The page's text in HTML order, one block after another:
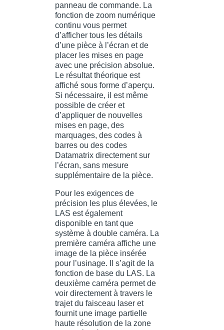
panneau de commande. La
fonction de zoom numérique
continu vous permet
d’afficher tous les détails
d’une pièce à l’écran et de
placer les mises en page
avec une précision absolue.
Le résultat théorique est
affiché sous forme d’aperçu.
Si nécessaire, il est même
possible de créer et
d’appliquer de nouvelles
mises en page, des
marquages, des codes à
barres ou des codes
Datamatrix directement sur
l’écran, sans mesure
supplémentaire de la pièce.
Pour les exigences de
précision les plus élevées, le
LAS est également
disponible en tant que
système à double caméra. La
première caméra affiche une
image de la pièce insérée
pour l’usinage. Il s’agit de la
fonction de base du LAS. La
deuxième caméra permet de
voir directement à travers le
trajet du faisceau laser et
fournit une image partielle
haute résolution de la zone